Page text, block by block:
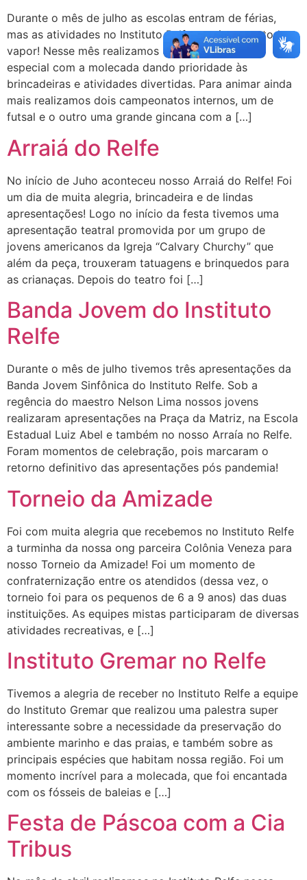
Durante o mês de julho as escolas entram de férias,
mas as atividades no Instituto Relfe continuam a todo
vapor! Nesse mês realizamos uma programação
especial com a molecada dando prioridade às
brincadeiras e atividades divertidas. Para animar ainda
mais realizamos dois campeonatos internos, um de
futsal e o outro uma grande gincana com a […]
Arraiá do Relfe
No início de Juho aconteceu nosso Arraiá do Relfe! Foi
um dia de muita alegria, brincadeira e de lindas
apresentações! Logo no início da festa tivemos uma
apresentação teatral promovida por um grupo de
jovens americanos da Igreja “Calvary Churchy” que
além da peça, trouxeram tatuagens e brinquedos para
as crianaças. Depois do teatro foi […]
Banda Jovem do Instituto
Relfe
Durante o mês de julho tivemos três apresentações da
Banda Jovem Sinfônica do Instituto Relfe. Sob a
regência do maestro Nelson Lima nossos jovens
realizaram apresentações na Praça da Matriz, na Escola
Estadual Luiz Abel e também no nosso Arraía no Relfe.
Foram momentos de celebração, pois marcaram o
retorno definitivo das apresentações pós pandemia!
Torneio da Amizade
Foi com muita alegria que recebemos no Instituto Relfe
a turminha da nossa ong parceira Colônia Veneza para
nosso Torneio da Amizade! Foi um momento de
confraternização entre os atendidos (dessa vez, o
torneio foi para os pequenos de 6 a 9 anos) das duas
instituições. As equipes mistas participaram de diversas
atividades recreativas, e […]
Instituto Gremar no Relfe
Tivemos a alegria de receber no Instituto Relfe a equipe
do Instituto Gremar que realizou uma palestra super
interessante sobre a necessidade da preservação do
ambiente marinho e das praias, e também sobre as
principais espécies que habitam nossa região. Foi um
momento incrível para a molecada, que foi encantada
com os fósseis de baleias e […]
Festa de Páscoa com a Cia
Tribus